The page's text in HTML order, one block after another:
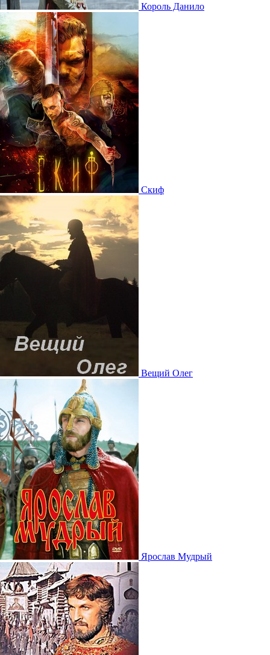
Король Данило
Скиф
Вещий Олег
Ярослав Мудрый